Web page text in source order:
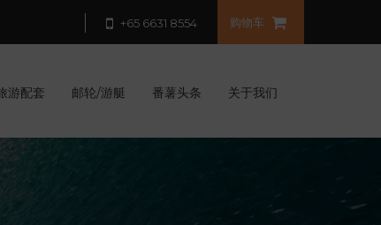
购物车
+65 6631 8554
游配套 邮轮/游艇 番薯头条 关于我们